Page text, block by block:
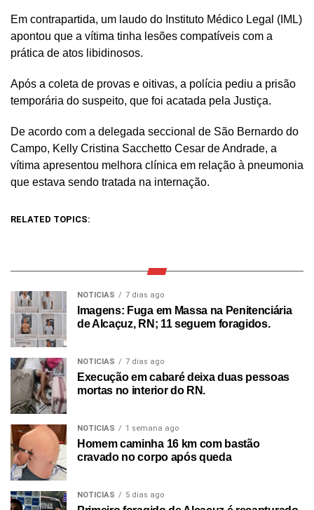
Em contrapartida, um laudo do Instituto Médico Legal (IML)
apontou que a vítima tinha lesões compatíveis com a
prática de atos libidinosos.
Após a coleta de provas e oitivas, a polícia pediu a prisão
temporária do suspeito, que foi acatada pela Justiça.
De acordo com a delegada seccional de São Bernardo do
Campo, Kelly Cristina Sacchetto Cesar de Andrade, a
vítima apresentou melhora clínica em relação à pneumonia
que estava sendo tratada na internação.
RELATED TOPICS:
NOTICIAS 7 dias ago
Imagens: Fuga em Massa na Penitenciária
de Alcaçuz, RN; 11 seguem foragidos.
NOTICIAS 7 dias ago
Execução em cabaré deixa duas pessoas
mortas no interior do RN.
NOTICIAS 1 semana ago
Homem caminha 16 km com bastão
cravado no corpo após queda
NOTICIAS 5 dias ago